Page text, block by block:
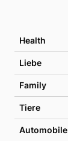
Health
Liebe
Family
Tiere
Automobile